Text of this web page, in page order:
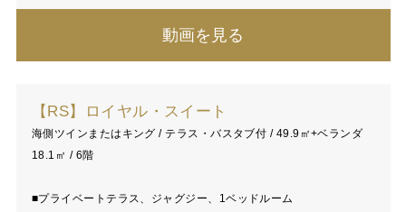
動画を見る
【RS】ロイヤル・スイート
海側ツインまたはキング / テラス・バスタブ付 / 49.9㎡+ベランダ
18.1㎡ / 6階
■プライベートテラス、ジャグジー、1ベッドルーム